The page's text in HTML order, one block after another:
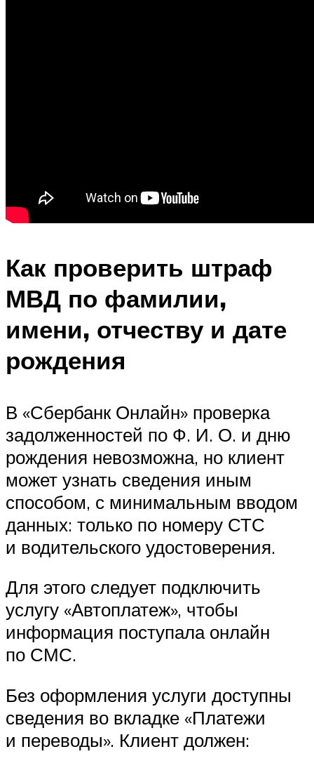
Как проверить штраф
МВД по фамилии,
имени, отчеству и дате
рождения
В «Сбербанк Онлайн» проверка
задолженностей по Ф. И. О. и дню
рождения невозможна, но клиент
может узнать сведения иным
способом, с минимальным вводом
данных: только по номеру СТС
и водительского удостоверения.
Для этого следует подключить
услугу «Автоплатеж», чтобы
информация поступала онлайн
по СМС.
Без оформления услуги доступны
сведения во вкладке «Платежи
и переводы». Клиент должен: